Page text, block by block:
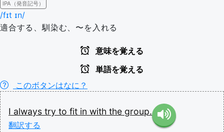
IPA（発音記号）
/fɪt ɪn/
適合する、馴染む、〜を入れる
意味を覚える
単語を覚える
このボタンはなに？
I always try to fit in with the group.
翻訳する